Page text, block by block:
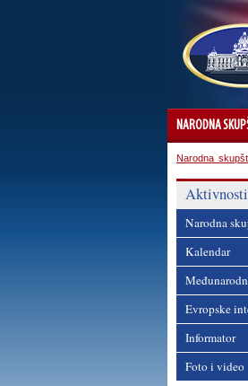
NARODNA
Narodna
Aktivnosti
Narodna
Kalendar
Evropske
Informator
Foto i video